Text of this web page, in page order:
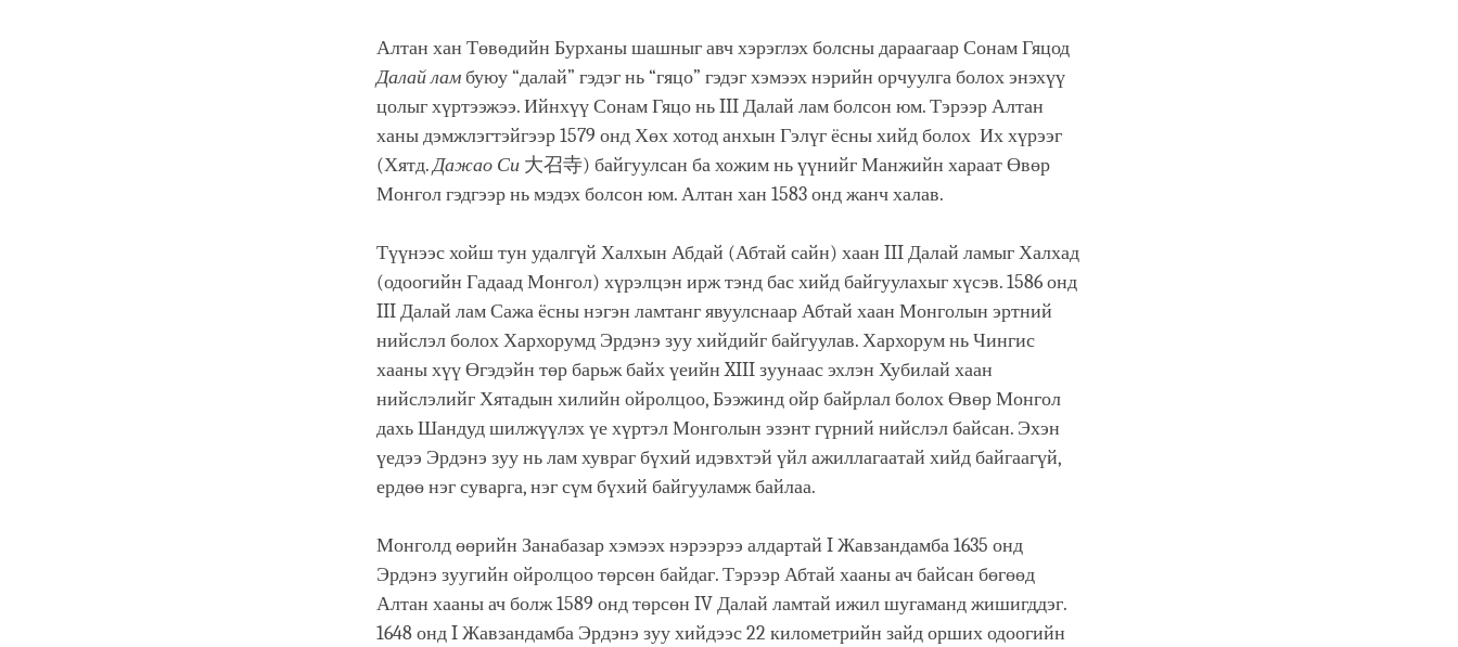
Алтан хан Төвөдийн Бурханы шашныг авч хэрэглэх болсны дараагаар Сонам Гяцод
Далай ламбуюу “далай” гэдэг нь “гяцо” гэдэг хэмээх нэрийн орчуулга болох энэхүү
цолыг хүртээжээ. Ийнхүү Сонам Гяцо нь III Далай лам болсон юм. Тэрээр Алтан
ханы дэмжлэгтэйгээр 1579 онд Хөх хотод анхын Гэлүг ёсны хийд болох Их хүрээг
(Хятд.Дажао Си 大召寺) байгуулсан ба хожим нь үүнийг Манжийн хараат Өвөр
Монгол гэдгээр нь мэдэх болсон юм. Алтан хан 1583 онд жанч халав.
Түүнээс хойш тун удалгүй Халхын Абдай (Абтай сайн) хаан III Далай ламыг Халхад
(одоогийн Гадаад Монгол) хүрэлцэн ирж тэнд бас хийд байгуулахыг хүсэв. 1586 онд
III Далай лам Сажа ёсны нэгэн ламтанг явуулснаар Абтай хаан Монголын эртний
нийслэл болох Хархорумд Эрдэнэ зуу хийдийг байгуулав. Хархорум нь Чингис
хааны хүү Өгэдэйн төр барьж байх үеийн XIII зуунаас эхлэн Хубилай хаан
нийслэлийг Хятадын хилийн ойролцоо, Бээжинд ойр байрлал болох Өвөр Монгол
дахь Шандуд шилжүүлэх үе хүртэл Монголын эзэнт гүрний нийслэл байсан. Эхэн
үедээ Эрдэнэ зуу нь лам хувраг бүхий идэвхтэй үйл ажиллагаатай хийд байгаагүй,
ердөө нэг суварга, нэг сүм бүхий байгууламж байлаа.
Монголд өөрийн Занабазар хэмээх нэрээрээ алдартай I Жавзандамба 1635 онд
Эрдэнэ зуугийн ойролцоо төрсөн байдаг. Тэрээр Абтай хааны ач байсан бөгөөд
Алтан хааны ач болж 1589 онд төрсөн IV Далай ламтай ижил шугаманд жишигддэг.
1648 онд I Жавзандамба Эрдэнэ зуу хийдээс 22 километрийн зайд орших одоогийн